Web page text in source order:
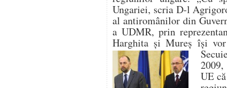
Ungariei, scria D-l
al antiromânilor din
a UDMR, prin
Harghita şi Mureş îşi
UE